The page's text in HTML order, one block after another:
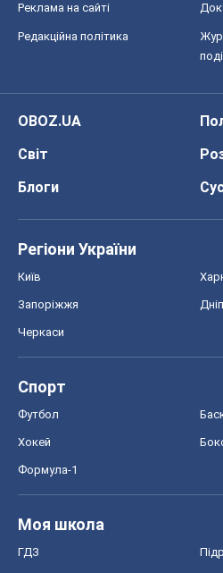
Реклама на сайті
Редакційна політика
OBOZ.UA
Світ
Блоги
Регіони України
Київ
Запоріжжя
Черкаси
Спорт
Футбол
Хокей
Формула-1
Моя школа
ГДЗ